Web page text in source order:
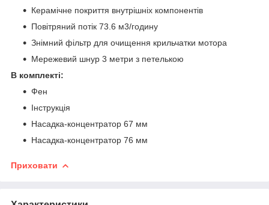
Керамічне покриття внутрішніх компонентів
Повітряний потік 73.6 м3/годину
Знімний фільтр для очищення крильчатки мотора
Мережевий шнур 3 метри з петелькою
В комплекті:
Фен
Інструкція
Насадка-концентратор 67 мм
Насадка-концентратор 76 мм
Приховати